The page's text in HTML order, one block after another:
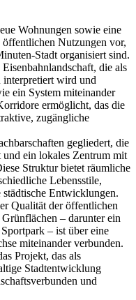
Wohnungen sowie eine
Nutzungen vor,
Stadt organisiert sind.
die als
interpretiert wird und
ein System miteinander
ermöglicht, das die
zugängliche
gegliedert, die
ein lokales Zentrum mit
Struktur bietet räumliche
Lebensstile,
Entwicklungen.
Qualität der öffentlichen
– darunter ein
– ist über eine
miteinander verbunden.
Projekt, das als
Stadtentwicklung
und